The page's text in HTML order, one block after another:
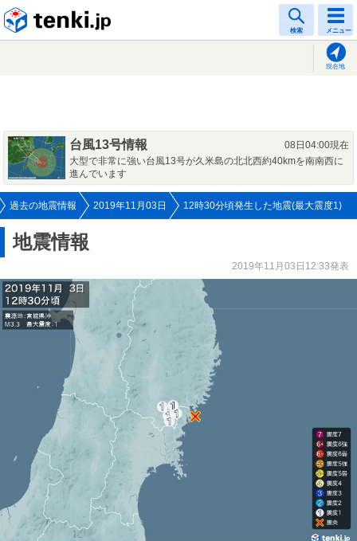
検索 メニュー
現在地
台風13号情報
08日04:00現在
大型で非常に強い台風13号が久米島の北北西約40kmを南南西に
進んでいます
過去の地震情報 2019年11月03日 12時30分頃発生した地震(最大震度1)
地震情報
2019年11月03日12:33発表